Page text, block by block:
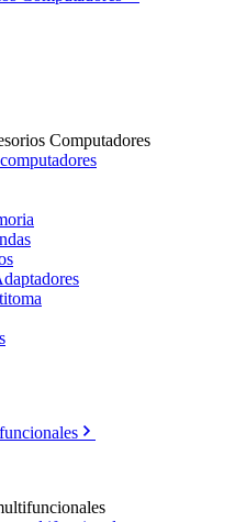
Computadores